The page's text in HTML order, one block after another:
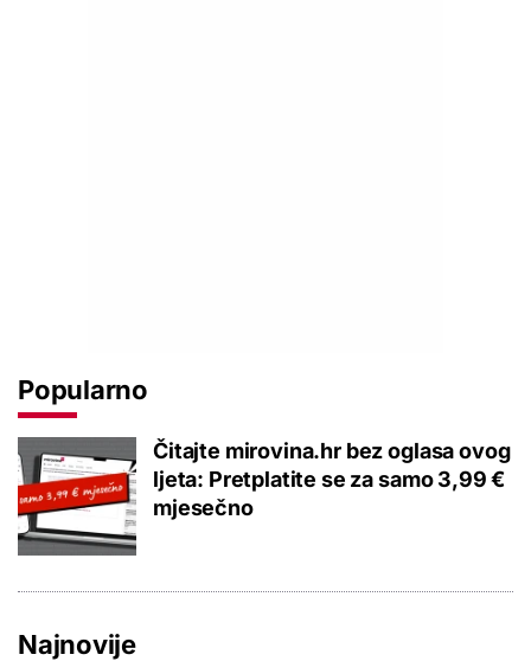
Popularno
Čitajte mirovina.hr bez oglasa ovog
ljeta: Pretplatite se za samo 3,99 €
mjesečno
Najnovije